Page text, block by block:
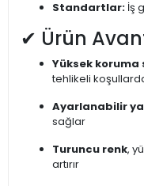
Standartlar: İş
✔ Ürün
Yüksek koruma
tehlikeli
Ayarlanabilir
sağlar
Turuncu renk,
artırır